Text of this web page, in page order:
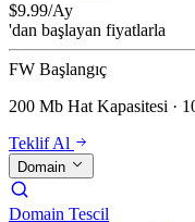
$9.99/Ay
'dan başlayan fiyatlarla
FW Başlangıç
200 Mb Hat Kapasitesi ·
Teklif Al
Domain
Domain Tescil